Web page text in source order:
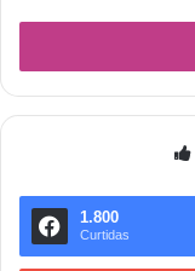
1.800
Curtidas